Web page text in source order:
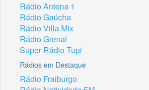
Rádio Antena 1
Rádio Gaúcha
Rádio Villa Mix
Rádio Grenal
Super Rádio Tupi
Rádios em Destaque
Rádio Fraiburgo